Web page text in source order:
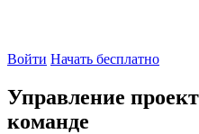
Войти Начать бесплатно
Управление
команде